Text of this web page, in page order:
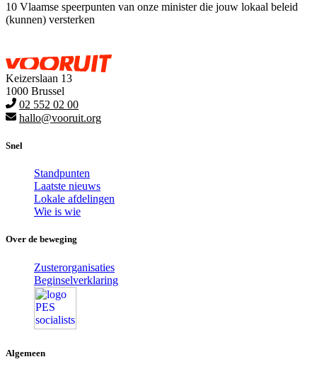
10 Vlaamse speerpunten van onze minister die jouw lokaal beleid
(kunnen) versterken
Keizerslaan 13
1000 Brussel
02 552 02 00
hallo@vooruit.org
Snel
Standpunten
Laatste nieuws
Lokale afdelingen
Wie is wie
Over de beweging
Zusterorganisaties
Beginselverklaring
Algemeen